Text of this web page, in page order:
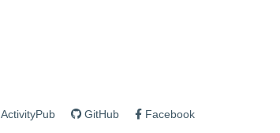
ActivityPub GitHub Facebook